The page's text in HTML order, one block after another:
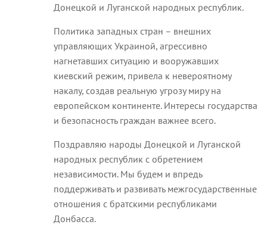
Донецкой и Луганской народных республик.
Политика западных стран – внешних
управляющих Украиной, агрессивно
нагнетавших ситуацию и вооружавших
киевский режим, привела к невероятному
накалу, создав реальную угрозу миру на
европейском континенте. Интересы государства
и безопасность граждан важнее всего.
Поздравляю народы Донецкой и Луганской
народных республик с обретением
независимости. Мы будем и впредь
поддерживать и развивать межгосударственные
отношения с братскими республиками
Донбасса.